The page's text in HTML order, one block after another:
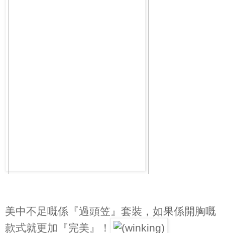
美中不足嘅係『過頭笠』套裝，如果係開胸嘅
款式就更加『完美』！